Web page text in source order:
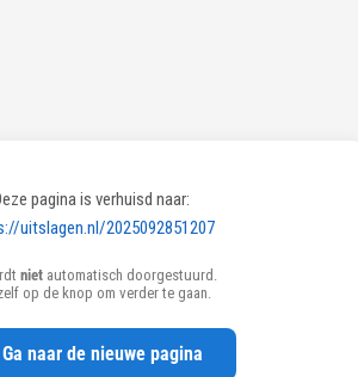
pagina is verhuisd naar:
uitslagen.nl/2025092851207
niet automatisch doorgestuurd.
op de knop om verder te gaan.
Ga naar de nieuwe pagina